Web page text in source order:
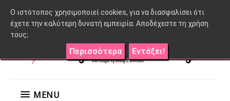
MENU
O ιστότοπος χρησιμοποιεί cookies, για να διασφαλίσει ότι
έχετε την καλύτερη δυνατή εμπειρία. Αποδέχεστε τη χρήση
τους;
Περισσότερα Εντάξει!